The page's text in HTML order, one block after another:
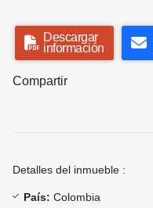
Descargar
información
Compartir
Detalles del inmueble :
País: Colombia